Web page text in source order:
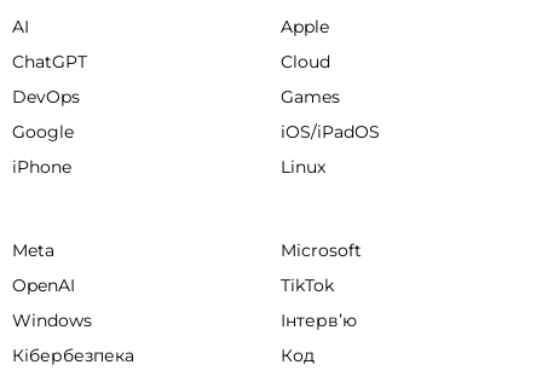
AI
Apple
ChatGPT
Cloud
DevOps
Games
Google
iOS/iPadOS
iPhone
Linux
Meta
Microsoft
OpenAI
TikTok
Windows
Інтервʼю
Кібербезпека
Код